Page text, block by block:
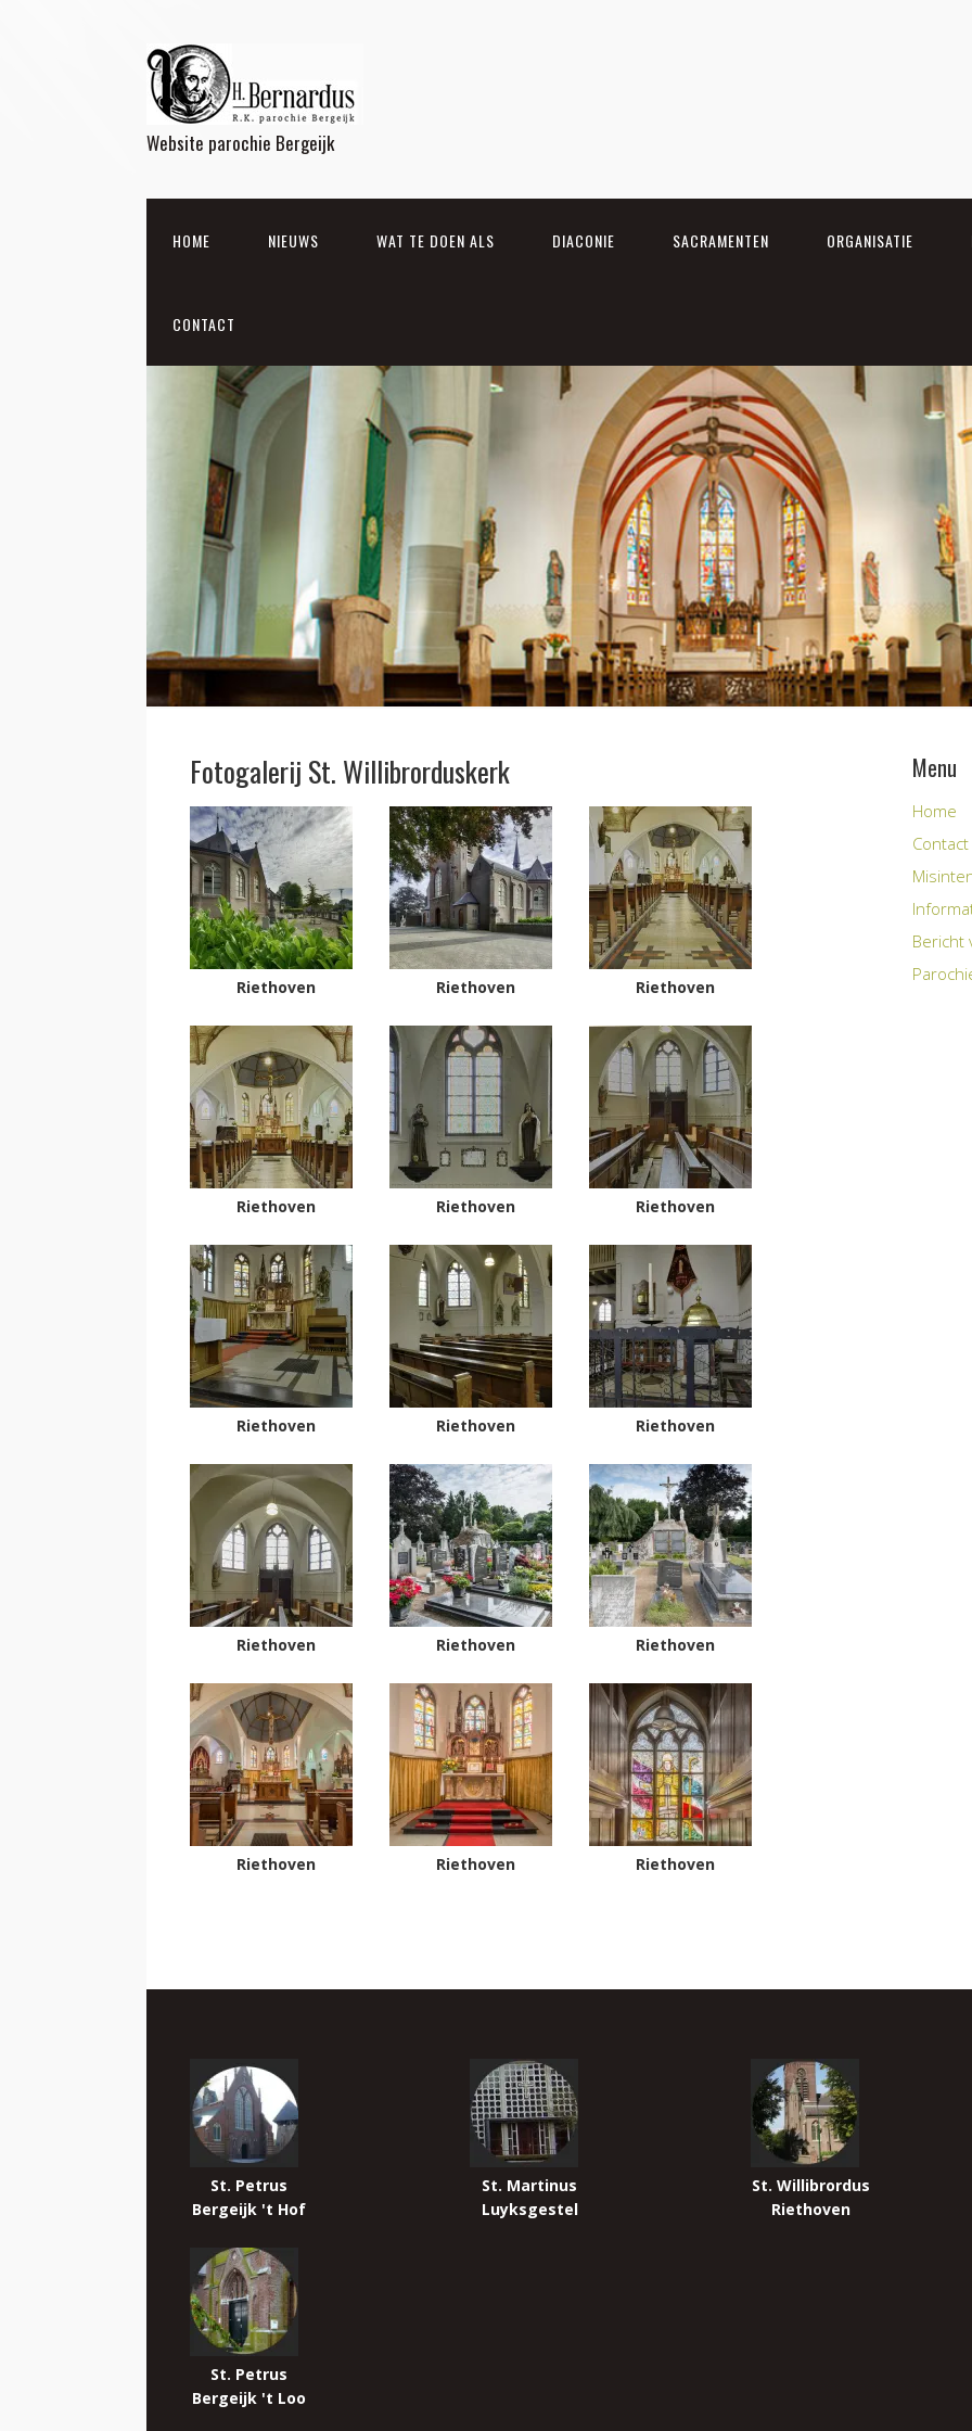
Website parochie Bergeijk
HOME NIEUWS WAT TE DOEN ALS DIACONIE SACRAMENTEN ORGANISATIE
CONTACT
Fotogalerij St. Willibrorduskerk
Riethoven Riethoven Riethoven
Riethoven Riethoven Riethoven
Riethoven Riethoven Riethoven
Riethoven Riethoven Riethoven
Riethoven Riethoven Riethoven
Menu
Home
Contact
Bericht
St. Petrus
Bergeijk 't Hof
St. Petrus
Bergeijk 't Loo
St. Martinus
Luyksgestel
St. Willibrordus
Riethoven